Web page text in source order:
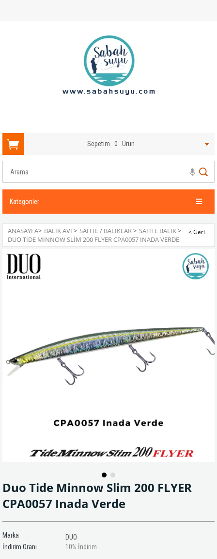
Sepetim 0 Ürün
Kategoriler
ANASAYFA> BALIK AVI > SAHTE / BALIKLAR> SAHTE BALIK>
DUO TIDE MINNOW SLIM 200 FLYER CPA0057 INADA VERDE
Duo Tide Minnow Slim 200 FLYER
CPA0057 Inada Verde
Marka
DUO
İndirim Oranı
%
10 İndirim